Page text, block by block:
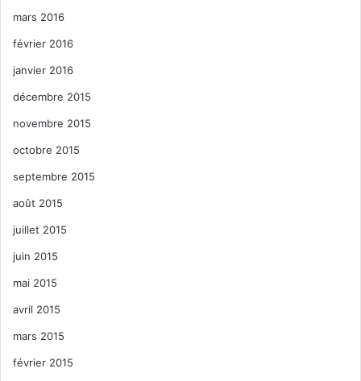
mars 2016
février 2016
janvier 2016
décembre 2015
novembre 2015
octobre 2015
septembre 2015
août 2015
juillet 2015
juin 2015
mai 2015
avril 2015
mars 2015
février 2015